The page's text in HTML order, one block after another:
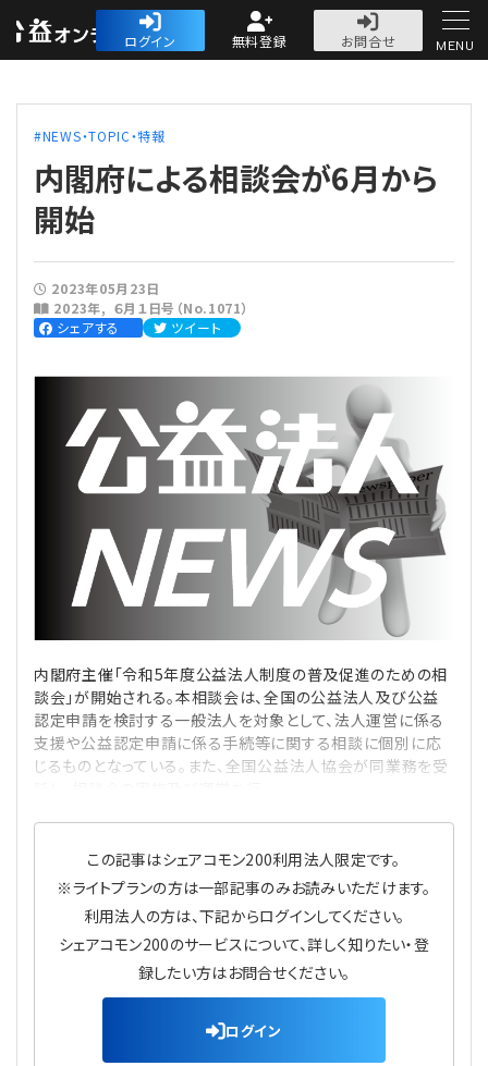
公益・一般法人オ
ログイン 無料登録
お問合せ
人気記事
法人運営
法人運営
理事会
評議員会・社員総会
理事・監事
評議員
定款関連
法改正-法人運営
会計・税務
会計・税務
定期提出書類
会計処理
寄附
インボイス
電子帳簿保存法
労務管理
給与計算
利益相反取引
法改正-法務
経営
IT
論壇
カレンダー
NEWS・TOPIC・特報
【連載】オピニオンリーダーのnote
【連載】会計相談室
【連載】公益法人運営実務の処方箋
【連載】これからの時代の資産運用
【連載】採用・定着・育成のための人事戦略
【連載】事例に学ぶ立入検査で想定される指摘事項
【連載】シェアコモン200インタビュー
【連載】シェアコモン200 誌上相談室
【連載】実務と税務のポイント
公益・一般法人オンラインとは
登録案内
専門誌一覧
お問合せ
プライバシーポリシー
MENU
NEWS・TOPIC・特報
内閣府による相談会が6月から
開始
2023年05月23日
2023年
６月１日号（No.1071）
シェアする
ツイート
内閣府主催「令和5年度公益法人制度の普及促進のための相
談会」が開始される。本相談会は、全国の公益法人及び公益
認定申請を検討する一般法人を対象として、法人運営に係る
支援や公益認定申請に係る手続等に関する相談に個別に応
じるものとなっている。また、全国公益法人協会が同業務を受
この記事はシェアコモン200利用法人限定です。
※ライトプランの方は一部記事のみお読みいただけます。
利用法人の方は、下記からログインしてください。
シェアコモン200のサービスについて、詳しく知りたい・登
録したい方はお問合せください。
ログイン